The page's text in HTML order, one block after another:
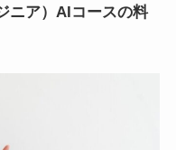
ニア）AIコースの料